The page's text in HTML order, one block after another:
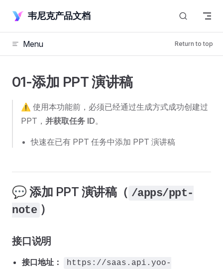
Skip to content
韦尼克产品文档
Menu Return to top
01-添加 PPT 演讲稿
⚠️ 使用本功能前，必须已经通过生成方式成功创建过
PPT， 并获取任务 ID。
快速在已有 PPT 任务中添加 PPT 演讲稿
💬 添加 PPT 演讲稿（ /apps/ppt-
note ）
接口说明
接口地址：
https://saas.api.yoo-